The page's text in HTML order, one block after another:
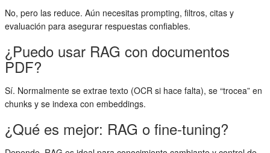
No, pero las reduce. Aún necesitas prompting, filtros, citas y
evaluación para asegurar respuestas confiables.
¿Puedo usar RAG con documentos
PDF?
Sí. Normalmente se extrae texto (OCR si hace falta), se “trocea” en
chunks y se indexa con embeddings.
¿Qué es mejor: RAG o fine-tuning?